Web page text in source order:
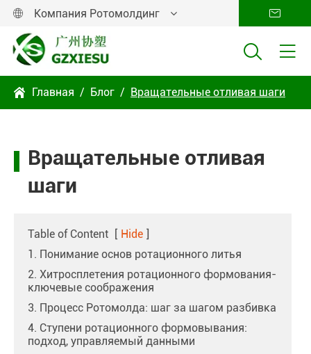
 Компания Ротомолдинг 
 
 Главная Блог Вращательные отливая шаги
Вращательные отливая
шаги
Table of Content [ Hide ]
1. Понимание основ ротационного литья
2. Хитросплетения ротационного формования-
ключевые соображения
3. Процесс Ротомолда: шаг за шагом разбивка
4. Ступени ротационного формовывания:
подход, управляемый данными